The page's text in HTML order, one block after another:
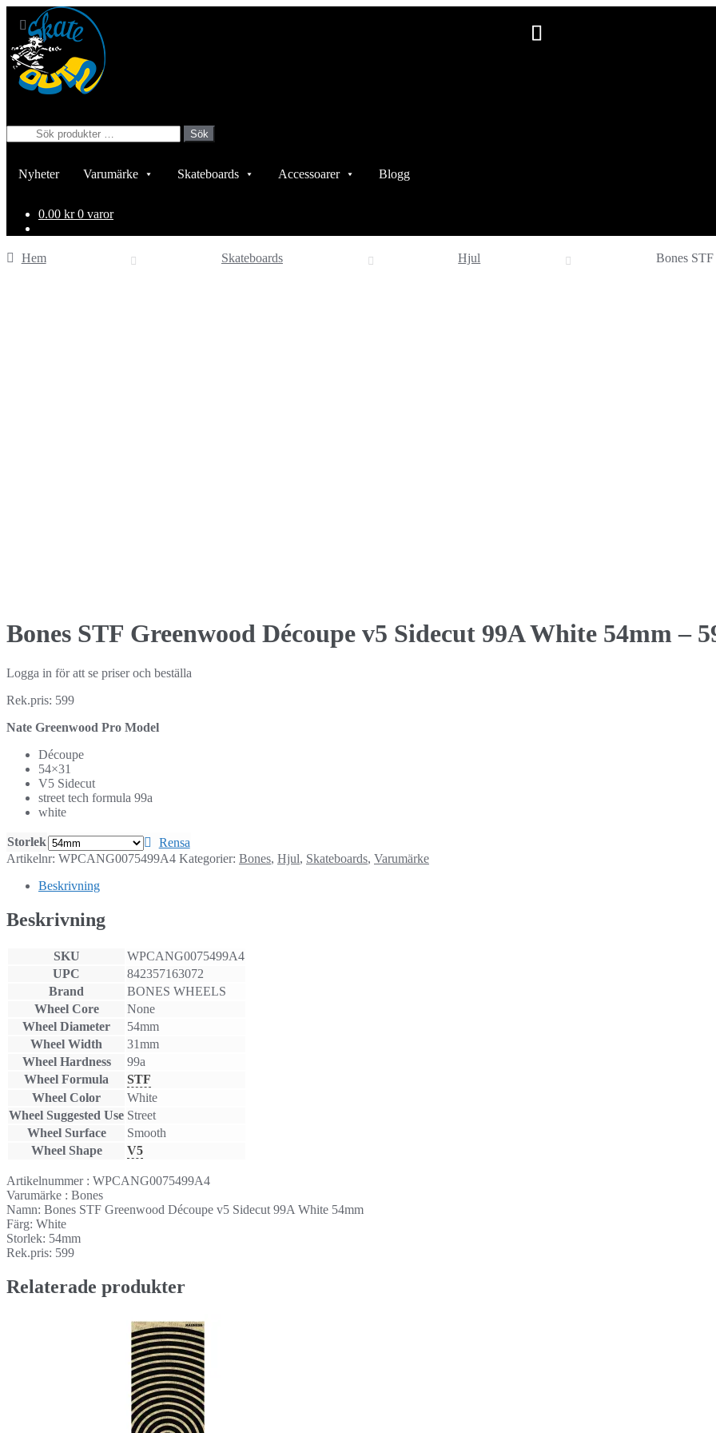
navigering
innehåll
efter:
Sök
Nyheter Varumärke Skateboards Accessoarer Blogg
0.00 kr 0 varor
Hem Skateboards Hjul Bones
Bones STF Greenwood Découpe v5 Sidecut 99A White 54mm –
Logga in för att se priser och beställa
Rek.pris: 599
Nate Greenwood Pro Model
Découpe
54×31
V5 Sidecut
street tech formula 99a
white
Storlek
Rensa
Artikelnr: WPCANG0075499A4 Kategorier: Bones, Hjul, Skateboards, Varumärke
Beskrivning
Beskrivning
SKU
WPCANG0075499A4
UPC
842357163072
Brand
BONES WHEELS
Wheel Core
None
Wheel Diameter
54mm
Wheel Width
31mm
Wheel Hardness
99a
Wheel Formula
STF
Wheel Color
White
Wheel Suggested Use Street
Wheel Surface
Smooth
Wheel Shape
V5
Artikelnummer : WPCANG0075499A4
Varumärke : Bones
Namn: Bones STF Greenwood Découpe v5 Sidecut 99A White 54mm
Färg: White
Storlek: 54mm
Rek.pris: 599
Relaterade produkter